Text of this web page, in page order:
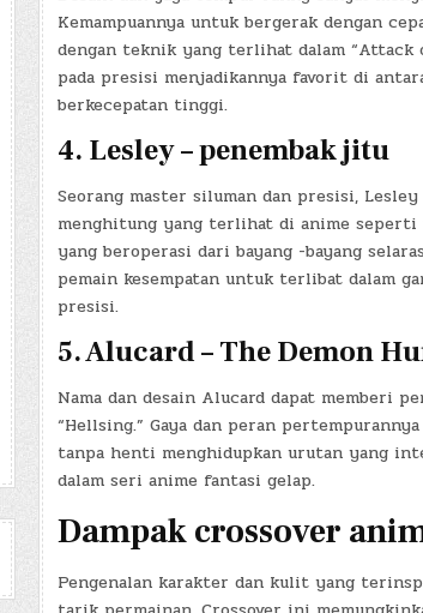
Kemampuannya untuk bergerak dengan
dengan teknik yang terlihat dalam “Attack
pada presisi menjadikannya favorit di
berkecepatan tinggi.
4. Lesley – penembak jitu
Seorang master siluman dan presisi,
menghitung yang terlihat di anime seperti
yang beroperasi dari bayang -bayang
pemain kesempatan untuk terlibat dalam
presisi.
5.Alucard – The Demon
Nama dan desain Alucard dapat memberi
“Hellsing.” Gaya dan peran
tanpa henti menghidupkan urutan yang
dalam seri anime fantasi gelap.
Dampak crossover
Pengenalan karakter dan kulit yang